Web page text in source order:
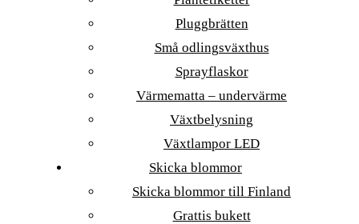
Pluggbrätten
Små odlingsväxthus
Sprayflaskor
Värmematta – undervärme
Växtbelysning
Växtlampor LED
Skicka blommor
Skicka blommor till Finland
Grattis bukett